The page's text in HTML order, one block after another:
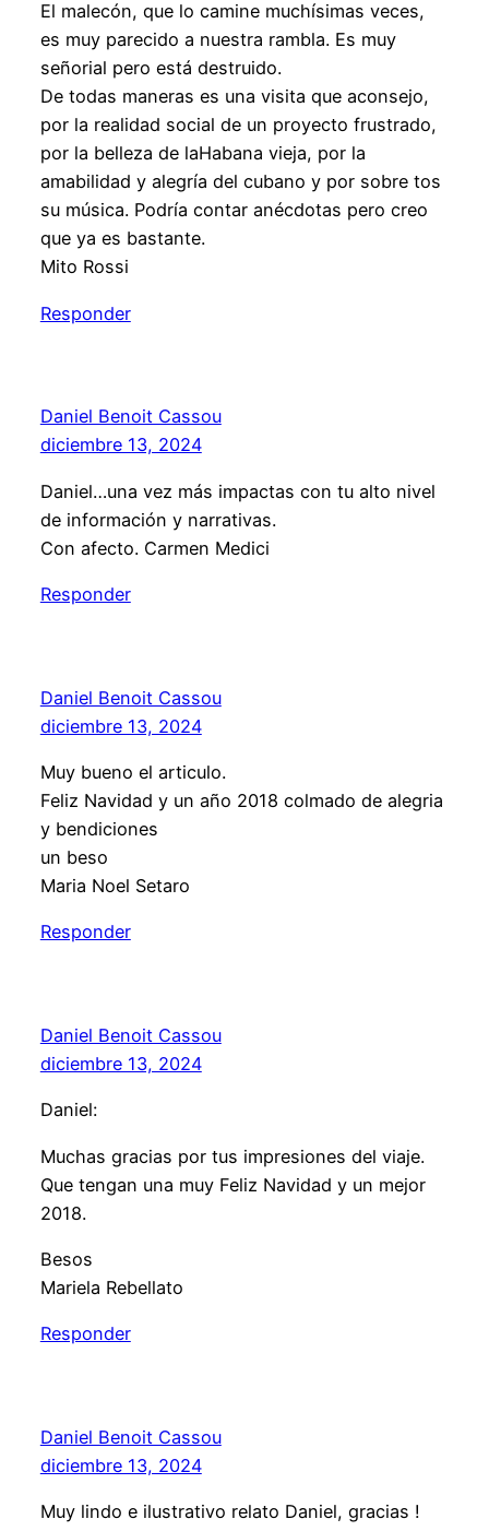
El malecón, que lo camine muchísimas veces,
es muy parecido a nuestra rambla. Es muy
señorial pero está destruido.
De todas maneras es una visita que aconsejo,
por la realidad social de un proyecto frustrado,
por la belleza de laHabana vieja, por la
amabilidad y alegría del cubano y por sobre tos
su música. Podría contar anécdotas pero creo
que ya es bastante.
Mito Rossi
Responder
Daniel Benoit Cassou
diciembre 13, 2024
Daniel…una vez más impactas con tu alto nivel
de información y narrativas.
Con afecto. Carmen Medici
Responder
Daniel Benoit Cassou
diciembre 13, 2024
Muy bueno el articulo.
Feliz Navidad y un año 2018 colmado de alegria
y bendiciones
un beso
Maria Noel Setaro
Responder
Daniel Benoit Cassou
diciembre 13, 2024
Daniel:
Muchas gracias por tus impresiones del viaje.
Que tengan una muy Feliz Navidad y un mejor
2018.
Besos
Mariela Rebellato
Responder
Daniel Benoit Cassou
diciembre 13, 2024
Muy lindo e ilustrativo relato Daniel, gracias !